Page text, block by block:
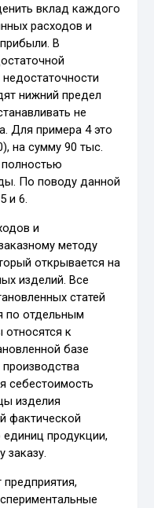
вклад каждого
расходов и
В
нижний предел
не
Для примера 4 это
на сумму 90 тыс.
полностью
По поводу данной
и 6.
и
методу
открывается на
изделий. Все
статей
по отдельным
относятся к
базе
себестоимость
изделия
фактической
продукции,
заказу.